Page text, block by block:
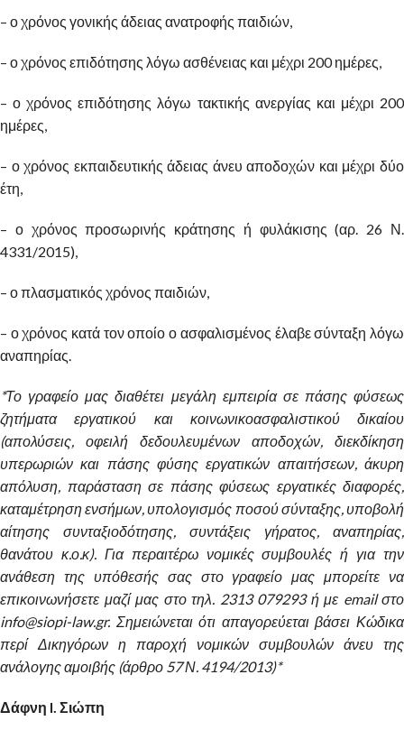
– ο χρόνος γονικής άδειας ανατροφής παιδιών,
– ο χρόνος επιδότησης λόγω ασθένειας και μέχρι 200 ημέρες,
– ο χρόνος επιδότησης λόγω τακτικής ανεργίας και μέχρι 200
ημέρες,
– ο χρόνος εκπαιδευτικής άδειας άνευ αποδοχών και μέχρι δύο
έτη,
– ο χρόνος προσωρινής κράτησης ή φυλάκισης (αρ. 26 Ν.
4331/2015),
– ο πλασματικός χρόνος παιδιών,
– ο χρόνος κατά τον οποίο ο ασφαλισμένος έλαβε σύνταξη λόγω
αναπηρίας.
*Το γραφείο μας διαθέτει μεγάλη εμπειρία σε πάσης φύσεως
ζητήματα εργατικού και κοινωνικοασφαλιστικού δικαίου
(απολύσεις, οφειλή δεδουλευμένων αποδοχών, διεκδίκηση
υπερωριών και πάσης φύσης εργατικών απαιτήσεων, άκυρη
απόλυση, παράσταση σε πάσης φύσεως εργατικές διαφορές,
καταμέτρηση ενσήμων, υπολογισμός ποσού σύνταξης, υποβολή
αίτησης συνταξιοδότησης, συντάξεις γήρατος, αναπηρίας,
θανάτου κ.ο.κ). Για περαιτέρω νομικές συμβουλές ή για την
ανάθεση της υπόθεσής σας στο γραφείο μας μπορείτε να
επικοινωνήσετε μαζί μας στο τηλ. 2313 079293 ή με email στο
info@siopi-law.gr. Σημειώνεται ότι απαγορεύεται βάσει Κώδικα
περί Δικηγόρων η παροχή νομικών συμβουλών άνευ της
ανάλογης αμοιβής (άρθρο 57 Ν. 4194/2013)*
Δάφνη I. Σιώπη